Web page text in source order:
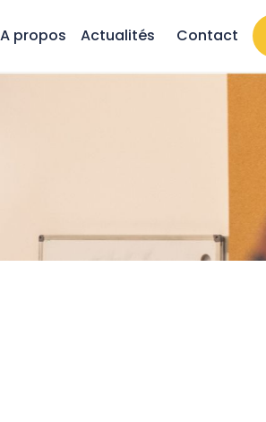
A propos Actualités Contact